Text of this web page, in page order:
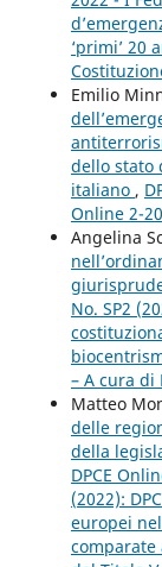
‘primi’ 20
Emilio
dello stato
italiano ,
Online 2-
Angelina
No. SP2
– A cura di
Matteo
delle
della
DPCE
(2022):
europei
comparate